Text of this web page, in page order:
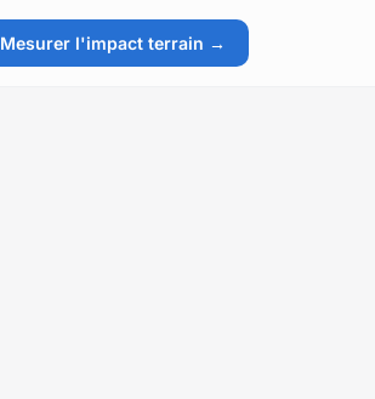
Mesurer l'impact terrain →